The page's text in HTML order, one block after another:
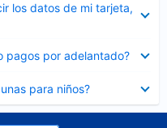
los datos de mi tarjeta,
pagos por adelantado?
para niños?